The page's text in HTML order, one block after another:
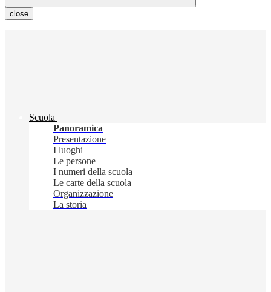
close
Scuola
Panoramica
Presentazione
I luoghi
Le persone
I numeri della scuola
Le carte della scuola
Organizzazione
La storia